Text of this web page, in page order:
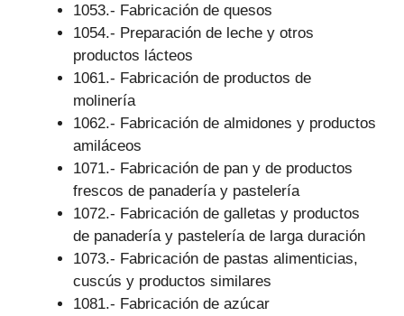
1053.- Fabricación de quesos
1054.- Preparación de leche y otros
productos lácteos
1061.- Fabricación de productos de
molinería
1062.- Fabricación de almidones y productos
amiláceos
1071.- Fabricación de pan y de productos
frescos de panadería y pastelería
1072.- Fabricación de galletas y productos
de panadería y pastelería de larga duración
1073.- Fabricación de pastas alimenticias,
cuscús y productos similares
1081.- Fabricación de azúcar